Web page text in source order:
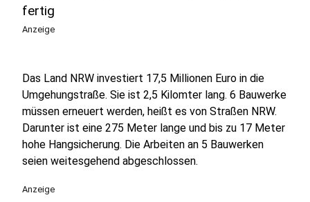
fertig
Anzeige
Das Land NRW investiert 17,5 Millionen Euro in die
Umgehungstraße. Sie ist 2,5 Kilomter lang. 6 Bauwerke
müssen erneuert werden, heißt es von Straßen NRW.
Darunter ist eine 275 Meter lange und bis zu 17 Meter
hohe Hangsicherung. Die Arbeiten an 5 Bauwerken
seien weitesgehend abgeschlossen.
Anzeige